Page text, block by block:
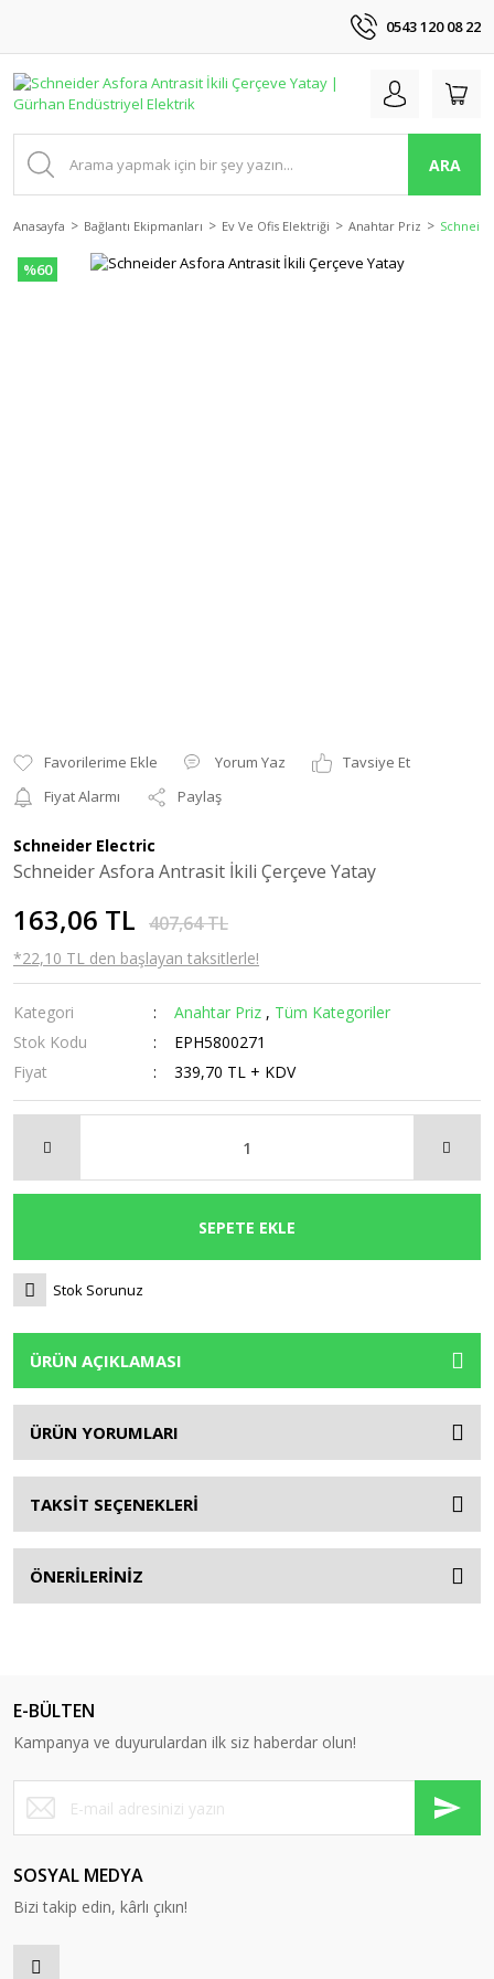
0543 120 08 22
ARA
Anasayfa Bağlantı Ekipmanları Ev Ve Ofis Elektriği Anahtar Priz
%60
Yorum Yaz
Tavsiye Et
Fiyat Alarmı
Paylaş
Schneider Electric
Schneider Asfora Antrasit İkili Çerçeve Yatay
163,06 TL 407,64 TL
*22,10 TL den başlayan taksitlerle!
Kategori Anahtar Priz , Tüm Kategoriler
Stok Kodu
EPH5800271
Fiyat
339,70 TL + KDV
SEPETE EKLE
Stok Sorunuz
ÜRÜN AÇIKLAMASI
ÜRÜN YORUMLARI
TAKSİT SEÇENEKLERİ
ÖNERİLERİNİZ
E-BÜLTEN
Kampanya ve duyurulardan ilk siz haberdar olun!
SOSYAL MEDYA
Bizi takip edin, kârlı çıkın!